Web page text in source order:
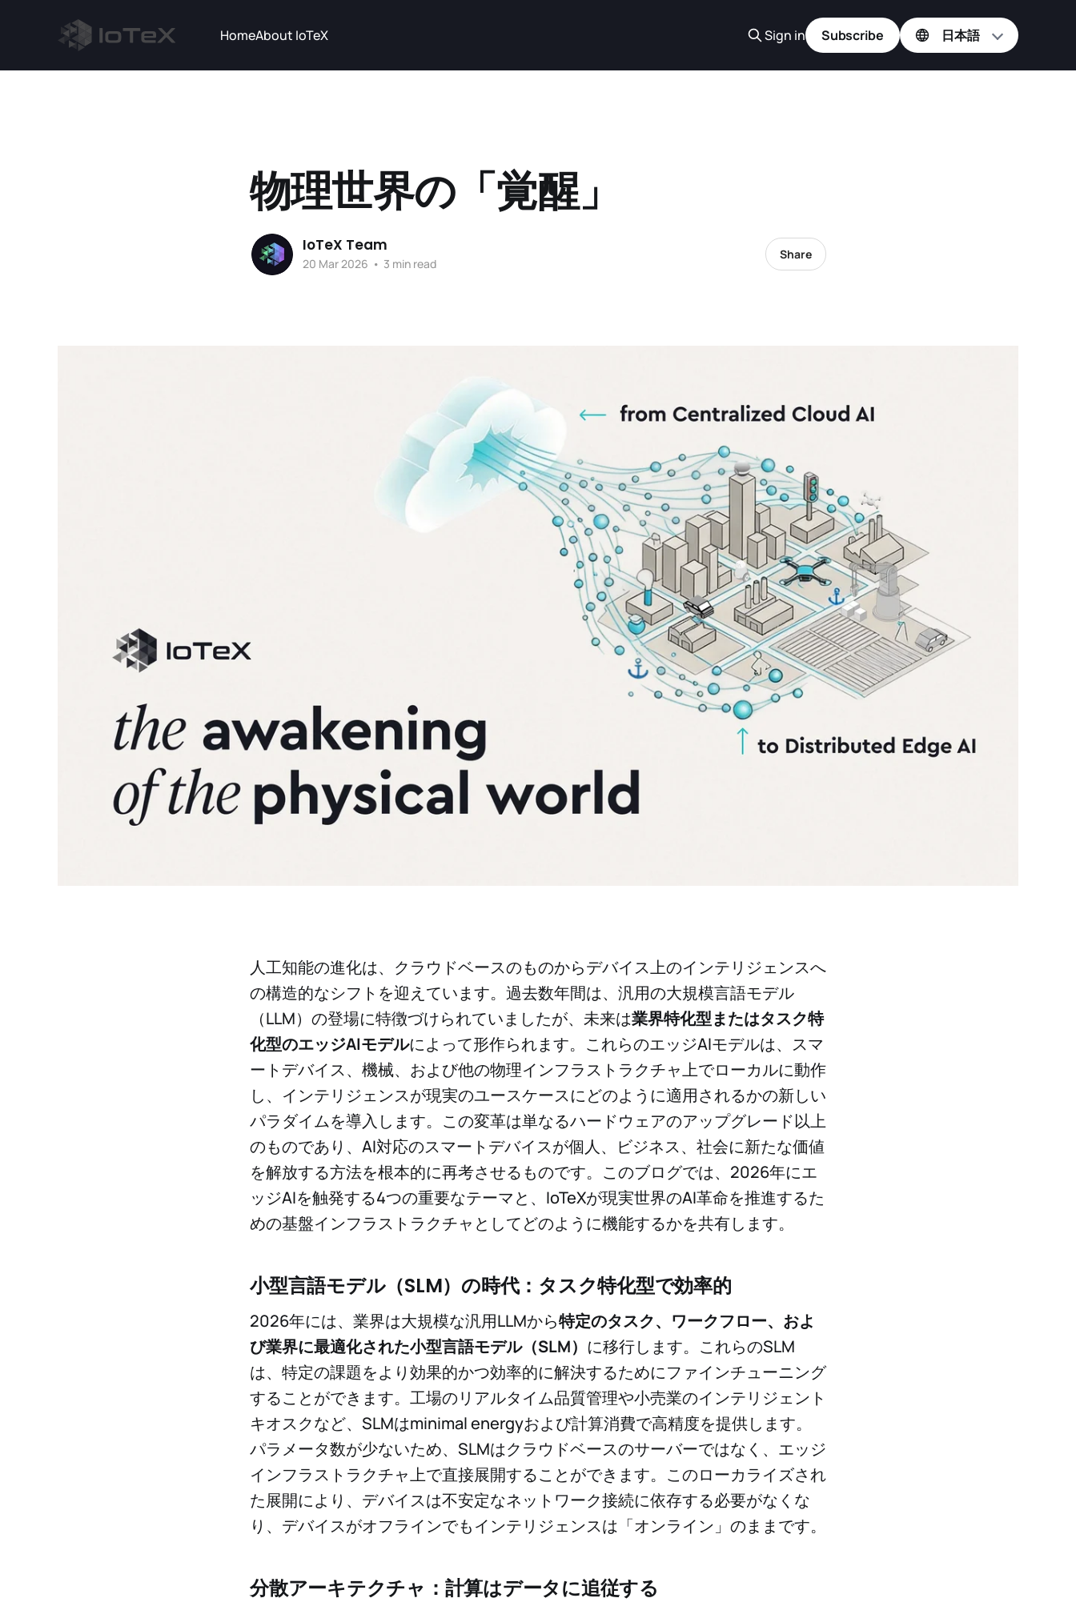
HomeAbout IoTeX Sign in Subscribe
物理世界の「覚醒」
IoTeX Team
20 Mar 2026 • 3 min read
Share
人工知能の進化は、クラウドベースのものからデバイス上のインテリジェンスへ
の構造的なシフトを迎えています。過去数年間は、汎用の大規模言語モデル
（LLM）の登場に特徴づけられていましたが、未来は業界特化型またはタスク特
化型のエッジAIモデルによって形作られます。これらのエッジAIモデルは、スマ
ートデバイス、機械、および他の物理インフラストラクチャ上でローカルに動作
し、インテリジェンスが現実のユースケースにどのように適用されるかの新しい
パラダイムを導入します。この変革は単なるハードウェアのアップグレード以上
のものであり、AI対応のスマートデバイスが個人、ビジネス、社会に新たな価値
を解放する方法を根本的に再考させるものです。このブログでは、2026年にエ
ッジAIを触発する4つの重要なテーマと、IoTeXが現実世界のAI革命を推進するた
めの基盤インフラストラクチャとしてどのように機能するかを共有します。
小型言語モデル（SLM）の時代：タスク特化型で効率的
2026年には、業界は大規模な汎用LLMから特定のタスク、ワークフロー、およ
び業界に最適化された小型言語モデル（SLM） に移行します。これらのSLM
は、特定の課題をより効果的かつ効率的に解決するためにファインチューニング
することができます。工場のリアルタイム品質管理や小売業のインテリジェント
キオスクなど、SLMはminimal energyおよび計算消費で高精度を提供します。
パラメータ数が少ないため、SLMはクラウドベースのサーバーではなく、エッジ
インフラストラクチャ上で直接展開することができます。このローカライズされ
た展開により、デバイスは不安定なネットワーク接続に依存する必要がなくな
り、デバイスがオフラインでもインテリジェンスは「オンライン」のままです。
分散アーキテクチャ：計算はデータに追従する